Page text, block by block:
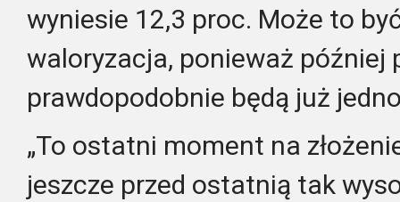
wyniesie 12,3 proc. Może to
waloryzacja, ponieważ później
prawdopodobnie będą już
„To ostatni moment na
jeszcze przed ostatnią tak